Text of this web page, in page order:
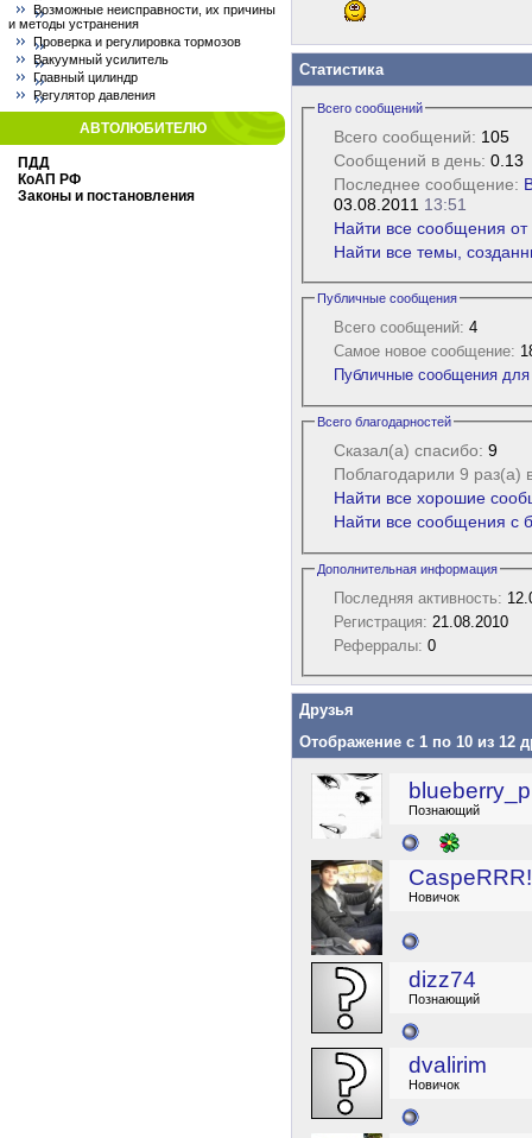
Возможные неисправности, их причины
и методы устранения
Проверка и регулировка тормозов
Вакуумный усилитель
Главный цилиндр
Регулятор давления
АВТОЛЮБИТЕЛЮ
ПДД
КоАП РФ
Законы и постановления
Статистика
Всего сообщений
Всего сообщений: 105
Сообщений в день: 0.13
Последнее сообщение:
03.08.2011 13:51
Найти все сообщения от
Найти все темы,
Публичные сообщения
Всего сообщений: 4
Самое новое сообщение:
Публичные сообщения
Всего благодарностей
Сказал(а) спасибо: 9
Поблагодарили 9 раз(а)
Найти все хорошие
Найти все сообщения с
Дополнительная информация
Последняя активность:
Регистрация: 21.08.2010
Реферралы: 0
Друзья
Отображение с 1 по 10 из 12
Познающий
CaspeRRR!
Новичок
dizz74
Познающий
dvalirim
Новичок